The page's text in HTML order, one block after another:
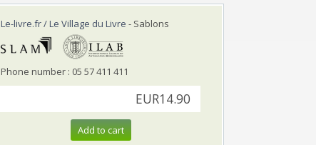
Le-livre.fr / Le Village du Livre - Sablons
Phone number : 05 57 411 411
EUR14.90
Add to cart